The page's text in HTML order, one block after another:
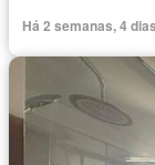
Há 2 semanas, 4